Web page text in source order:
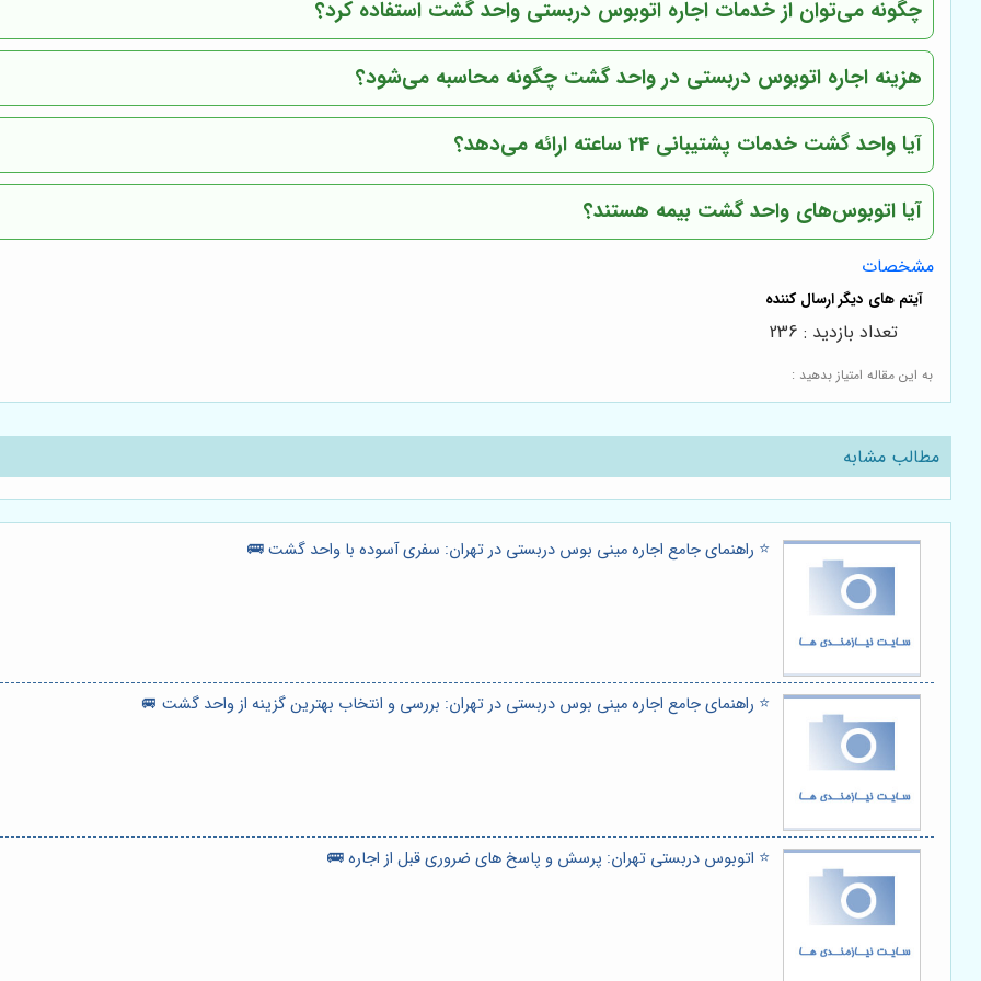
چگونه می‌توان از خدمات اجاره اتوبوس دربستی واحد گشت استفاده کرد؟
هزینه اجاره اتوبوس دربستی در واحد گشت چگونه محاسبه می‌شود؟
آیا واحد گشت خدمات پشتیبانی 24 ساعته ارائه می‌دهد؟
آیا اتوبوس‌های واحد گشت بیمه هستند؟
مشخصات
به این مقاله امتیاز بدهید :
تعداد بازدید : 236
مطالب مشابه
⭐️ راهنمای جامع اجاره مینی بوس دربستی در تهران: سفری آسوده با واحد گشت 🚌
⭐️ راهنمای جامع اجاره مینی بوس دربستی در تهران: بررسی و انتخاب بهترین گزینه از واحد گشت 🚐
⭐️ اتوبوس دربستی تهران: پرسش و پاسخ های ضروری قبل از اجاره 🚌